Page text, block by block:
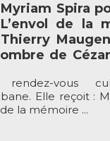
Myriam Spira
L’envol de la
Thierry
de
rendez-vous
Elle reçoit :
la mémoire ...